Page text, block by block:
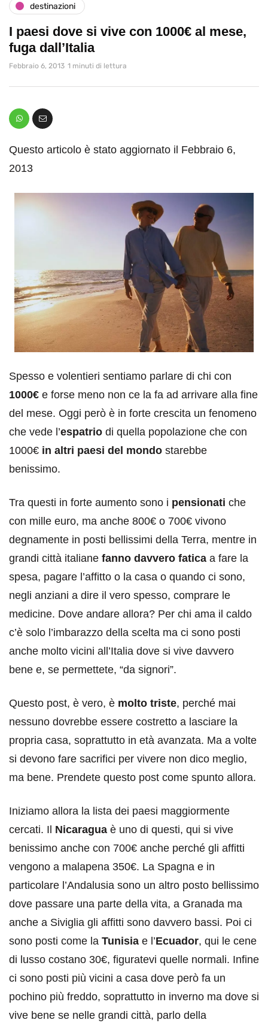
destinazioni
I paesi dove si vive con 1000€ al mese,
fuga dall’Italia
Febbraio 6, 2013 1 minuti di lettura
Questo articolo è stato aggiornato il Febbraio 6,
2013
Spesso e volentieri sentiamo parlare di chi con
1000€ e forse meno non ce la fa ad arrivare alla fine
del mese. Oggi però è in forte crescita un fenomeno
che vede l’espatrio di quella popolazione che con
1000€ in altri paesi del mondo starebbe
benissimo.
Tra questi in forte aumento sono i pensionati che
con mille euro, ma anche 800€ o 700€ vivono
degnamente in posti bellissimi della Terra, mentre in
grandi città italiane fanno davvero fatica a fare la
spesa, pagare l’affitto o la casa o quando ci sono,
negli anziani a dire il vero spesso, comprare le
medicine. Dove andare allora? Per chi ama il caldo
c’è solo l’imbarazzo della scelta ma ci sono posti
anche molto vicini all’Italia dove si vive davvero
bene e, se permettete, “da signori”.
Questo post, è vero, è molto triste, perché mai
nessuno dovrebbe essere costretto a lasciare la
propria casa, soprattutto in età avanzata. Ma a volte
si devono fare sacrifici per vivere non dico meglio,
ma bene. Prendete questo post come spunto allora.
Iniziamo allora la lista dei paesi maggiormente
cercati. Il Nicaragua è uno di questi, qui si vive
benissimo anche con 700€ anche perché gli affitti
vengono a malapena 350€. La Spagna e in
particolare l’Andalusia sono un altro posto bellissimo
dove passare una parte della vita, a Granada ma
anche a Siviglia gli affitti sono davvero bassi. Poi ci
sono posti come la Tunisia e l’Ecuador, qui le cene
di lusso costano 30€, figuratevi quelle normali. Infine
ci sono posti più vicini a casa dove però fa un
pochino più freddo, soprattutto in inverno ma dove si
vive bene se nelle grandi città, parlo della